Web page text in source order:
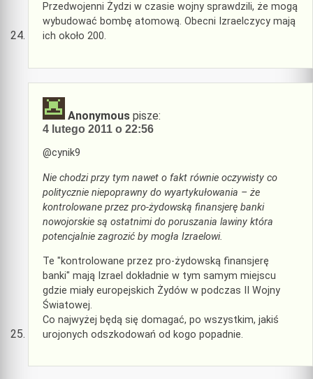
Przedwojenni Żydzi w czasie wojny sprawdzili, że mogą
wybudować bombę atomową. Obecni Izraelczycy mają
ich około 200.
Anonymous pisze:
4 lutego 2011 o 22:56
@cynik9
Nie chodzi przy tym nawet o fakt równie oczywisty co
politycznie niepoprawny do wyartykułowania – że
kontrolowane przez pro-żydowską finansjerę banki
nowojorskie są ostatnimi do poruszania lawiny która
potencjalnie zagrozić by mogła Izraelowi.
Te "kontrolowane przez pro-żydowską finansjerę
banki" mają Izrael dokładnie w tym samym miejscu
gdzie miały europejskich Żydów w podczas II Wojny
Światowej.
Co najwyżej będą się domagać, po wszystkim, jakiś
urojonych odszkodowań od kogo popadnie.